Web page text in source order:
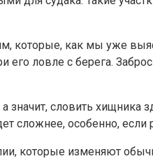
которые, как мы уже
его ловле с берега.
словить
сложнее, особенно, если
которые изменяют